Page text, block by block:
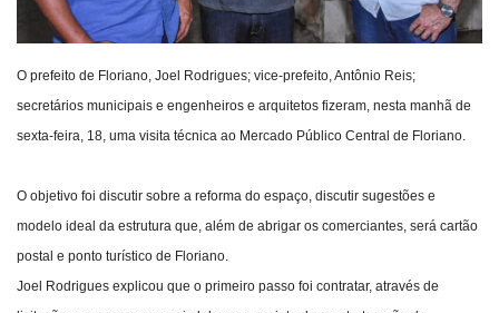
O prefeito de Floriano, Joel Rodrigues; vice-prefeito, Antônio Reis;
secretários municipais e engenheiros e arquitetos fizeram, nesta manhã de
sexta-feira, 18, uma visita técnica ao Mercado Público Central de Floriano.
O objetivo foi discutir sobre a reforma do espaço, discutir sugestões e
modelo ideal da estrutura que, além de abrigar os comerciantes, será cartão
postal e ponto turístico de Floriano.
Joel Rodrigues explicou que o primeiro passo foi contratar, através de